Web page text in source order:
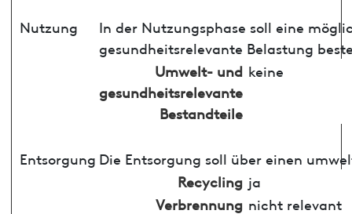
Nutzung
In der Nutzungsphase soll eine
gesundheitsrelevante Belastung
Umwelt- und
gesundheitsrelevante
Bestandteile
keine
Entsorgung Die Entsorgung soll über einen
Recycling ja
Verbrennung nicht relevant